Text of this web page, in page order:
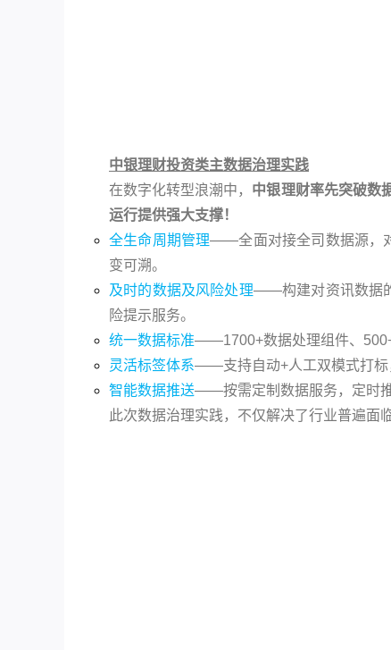
中银理财投资类主数据治理实践
在数字化转型浪潮中， 中银理财率先突破数
运行提供强大支撑！
全生命周期管理——全面对接全司数据源，
变可溯。
及时的数据及风险处理——构建对资讯数据
险提示服务。
统一数据标准——1700+数据处理组件、
灵活标签体系——支持自动+人工双模式打标
智能数据推送——按需定制数据服务，定时
此次数据治理实践，不仅解决了行业普遍面